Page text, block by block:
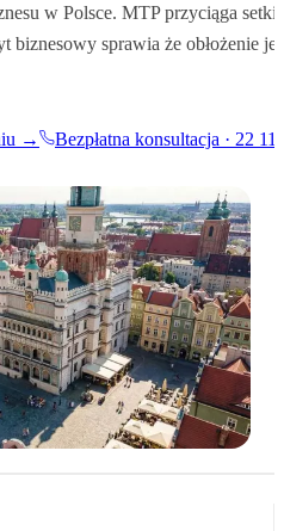
w Polsce. MTP przyciąga setki
sprawia że obłożenie
→
Bezpłatna konsultacja · 22